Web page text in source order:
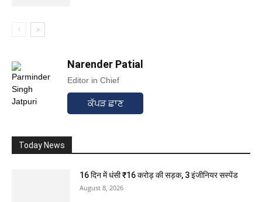
Narender Patial
Editor in Chief
ਕੱਪੜ ਛਾਣ
Today News
16 दिन में धंसी ₹16 करोड़ की सड़क, 3 इंजीनियर सस्पेंड
August 8, 2026